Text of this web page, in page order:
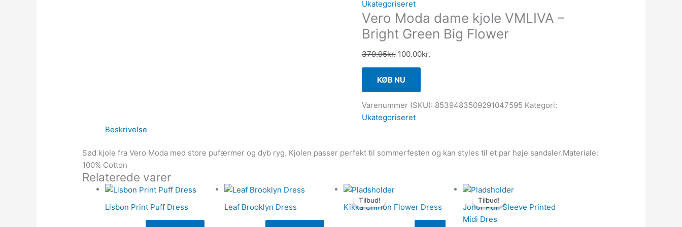
Ukategoriseret
Vero Moda dame kjole VMLIVA –
Bright Green Big Flower
379.95kr. 100.00kr.
KØB NU
Varenummer (SKU): 8539483509291047595 Kategori:
Ukategoriseret
Beskrivelse
Sød kjole fra Vero Moda med store pufærmer og dyb ryg. Kjolen passer perfekt til sommerfesten og kan styles til et par høje sandaler.Materiale:
100% Cotton
Relaterede varer
Lisbon Print Puff Dress Leaf Brooklyn Dress
Tilbud!
Tilbud!
Kikka Chiffon Flower Dress
Den
oprindelige
pris
pris
Tilbud!
Tilbud!
Jonor Puff Sleeve Printed
Midi Dres
Den
oprindelige
pris
pris